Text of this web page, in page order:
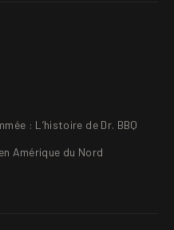
: L’histoire de Dr. BBQ
Amérique du Nord